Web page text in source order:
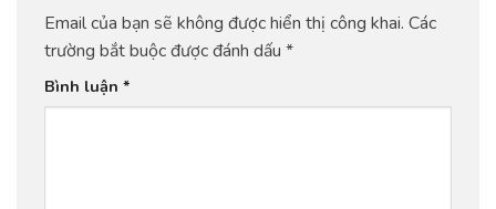
Email của bạn sẽ không được hiển thị công khai. Các
trường bắt buộc được đánh dấu *
Bình luận *